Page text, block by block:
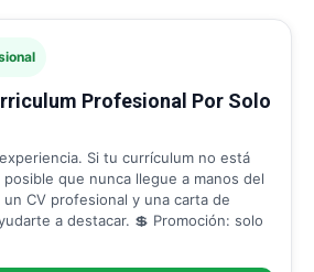
Profesional Por Solo
Si tu currículum no está
que nunca llegue a manos del
CV profesional y una carta de
a destacar. 💲 Promoción: solo